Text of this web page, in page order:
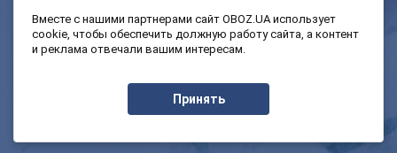
Шоу Спорт
Моя школа Авто
Экономика
Вместе с нашими партнерами сайт OBOZ.UA использует
cookie, чтобы обеспечить должную работу сайта, а контент
и реклама отвечали вашим интересам.
Принять